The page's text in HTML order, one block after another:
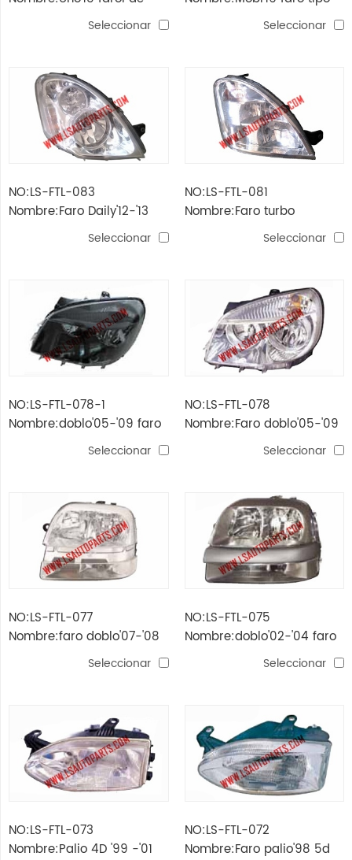
Seleccionar Seleccionar
NO:LS-FTL-083
Nombre:Faro Daily'12-'13
Seleccionar
NO:LS-FTL-081
Nombre:Faro turbo
Seleccionar
NO:LS-FTL-078-1
Nombre:doblo'05-'09 faro
Seleccionar
NO:LS-FTL-078
Nombre:Faro doblo'05-'09
Seleccionar
NO:LS-FTL-077
Nombre:faro doblo'07-'08
Seleccionar
NO:LS-FTL-075
Nombre:doblo'02-'04 faro
Seleccionar
NO:LS-FTL-073
Nombre:Palio 4D '99 -'01
NO:LS-FTL-072
Nombre:Faro palio'98 5d